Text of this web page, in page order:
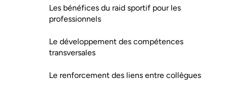
Les bénéfices du raid sportif pour les
professionnels
Le développement des compétences
transversales
Le renforcement des liens entre collègues